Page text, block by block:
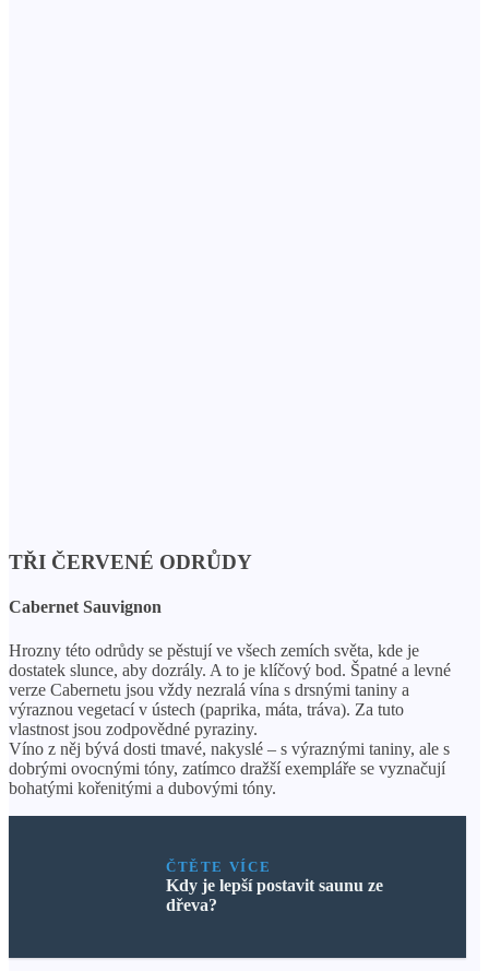
TŘI ČERVENÉ ODRŮDY
Cabernet Sauvignon
Hrozny této odrůdy se pěstují ve všech zemích světa, kde je
dostatek slunce, aby dozrály. A to je klíčový bod. Špatné a levné
verze Cabernetu jsou vždy nezralá vína s drsnými taniny a
výraznou vegetací v ústech (paprika, máta, tráva). Za tuto
vlastnost jsou zodpovědné pyraziny.
Víno z něj bývá dosti tmavé, nakyslé – s výraznými taniny, ale s
dobrými ovocnými tóny, zatímco dražší exempláře se vyznačují
bohatými kořenitými a dubovými tóny.
ČTĚTE VÍCE
Kdy je lepší postavit saunu ze
dřeva?